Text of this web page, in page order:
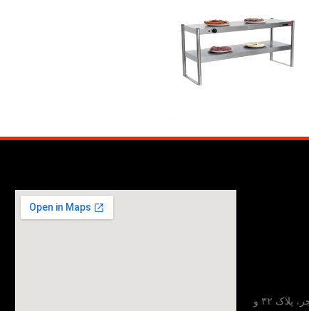
تهران، خیابان مطهری، خیابان فجر، پلاک ۳۲ و